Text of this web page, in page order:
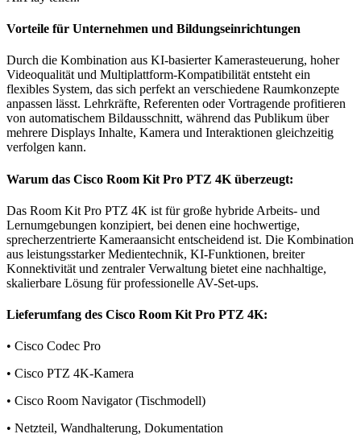
Vorteile für Unternehmen und Bildungseinrichtungen
Durch die Kombination aus KI-basierter Kamerasteuerung, hoher
Videoqualität und Multiplattform-Kompatibilität entsteht ein
flexibles System, das sich perfekt an verschiedene Raumkonzepte
anpassen lässt. Lehrkräfte, Referenten oder Vortragende profitieren
von automatischem Bildausschnitt, während das Publikum über
mehrere Displays Inhalte, Kamera und Interaktionen gleichzeitig
verfolgen kann.
Warum das Cisco Room Kit Pro PTZ 4K überzeugt:
Das Room Kit Pro PTZ 4K ist für große hybride Arbeits- und
Lernumgebungen konzipiert, bei denen eine hochwertige,
sprecherzentrierte Kameraansicht entscheidend ist. Die Kombination
aus leistungsstarker Medientechnik, KI-Funktionen, breiter
Konnektivität und zentraler Verwaltung bietet eine nachhaltige,
skalierbare Lösung für professionelle AV-Set-ups.
Lieferumfang des Cisco Room Kit Pro PTZ 4K:
• Cisco Codec Pro
• Cisco PTZ 4K-Kamera
• Cisco Room Navigator (Tischmodell)
• Netzteil, Wandhalterung, Dokumentation